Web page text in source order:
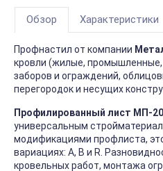
Обзор Характеристики
Профнастил от компании
кровли (жилые,
заборов и ограждений,
перегородок и несущих
Профилированный лист МП-20
универсальным
модификациями профлиста,
вариациях: А, В и R.
кровельных работ, монтажа